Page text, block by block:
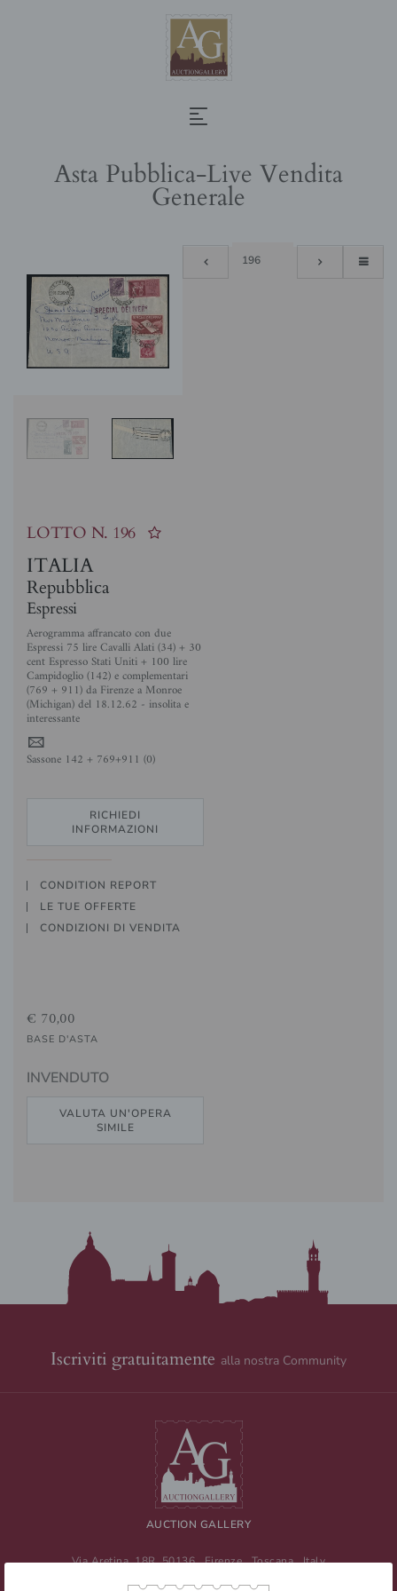
Asta Pubblica-Live Vendita
Generale
LOTTO N. 196
ITALIA
Repubblica
Espressi
Aerogramma affrancato con due
Espressi 75 lire Cavalli Alati (34) + 30
cent Espresso Stati Uniti + 100 lire
Campidoglio (142) e complementari
(769 + 911) da Firenze a Monroe
(Michigan) del 18.12.62 - insolita e
interessante
4
Sassone 142 + 769+911 (0)
RICHIEDI
INFORMAZIONI
CONDITION REPORT
LE TUE OFFERTE
CONDIZIONI DI VENDITA
€ 70,00
BASE D'ASTA
INVENDUTO
VALUTA UN'OPERA
SIMILE
Iscriviti gratuitamente alla nostra Community
AUCTION GALLERY
Via Aretina, 18R 50136 Firenze,Toscana,Italy